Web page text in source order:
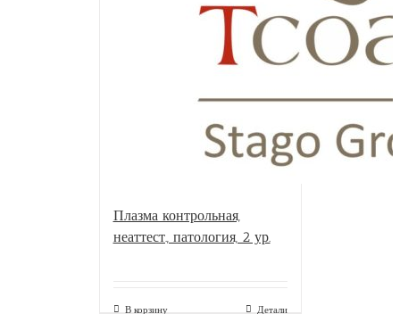
Плазма контрольная,
неаттест., патология, 2 ур.
В корзину Детали